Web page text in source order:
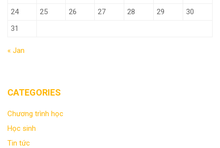
24
25 26 27 28 29
30
31
« Jan
CATEGORIES
Chương trình học
Học sinh
Tin tức